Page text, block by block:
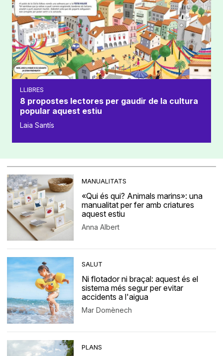
LLIBRES
8 propostes lectores per gaudir de la cultura
popular aquest estiu
Laia Santís
MANUALITATS
«Qui és qui? Animals marins»: una
manualitat per fer amb criatures
aquest estiu
Anna Albert
SALUT
Ni flotador ni braçal: aquest és el
sistema més segur per evitar
accidents a l'aigua
Mar Domènech
PLANS